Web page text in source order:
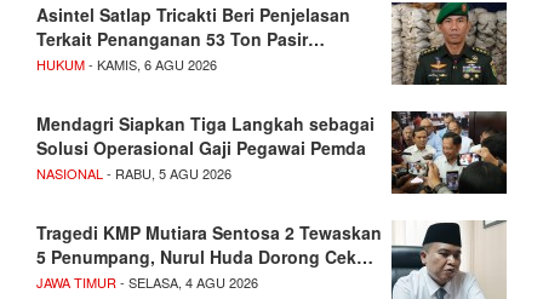
Asintel Satlap Tricakti Beri Penjelasan
Terkait Penanganan 53 Ton Pasir…
HUKUM- KAMIS, 6 AGU 2026
Mendagri Siapkan Tiga Langkah sebagai
Solusi Operasional Gaji Pegawai Pemda
NASIONAL - RABU, 5 AGU 2026
Tragedi KMP Mutiara Sentosa 2 Tewaskan
5 Penumpang, Nurul Huda Dorong Cek…
JAWA TIMUR - SELASA, 4 AGU 2026